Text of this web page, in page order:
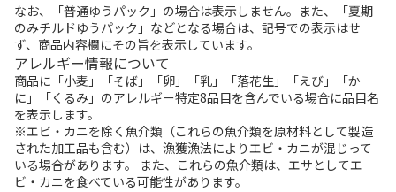
なお、「普通ゆうパック」の場合は表示しません。また、「夏期
のみチルドゆうパック」などとなる場合は、記号での表示はせ
ず、商品内容欄にその旨を表示しています。
アレルギー情報について
商品に「小麦」「そば」「卵」「乳」「落花生」「えび」「か
に」「くるみ」のアレルギー特定8品目を含んでいる場合に品目名
を表示します。
※エビ・カニを除く魚介類（これらの魚介類を原材料として製造
された加工品も含む）は、漁獲漁法によりエビ・カニが混じって
いる場合があります。 また、これらの魚介類は、エサとしてエ
ビ・カニを食べている可能性があります。